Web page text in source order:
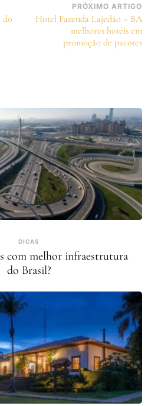
do
PRÓXIMO ARTIGO
Hotel Fazenda Lajedão – BA
melhores hotéis em
promoção de pacotes
DICAS
com melhor infraestrutura
do Brasil?